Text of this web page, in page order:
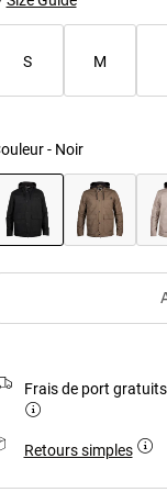
S M
- Noir
Frais de port
Retours simples